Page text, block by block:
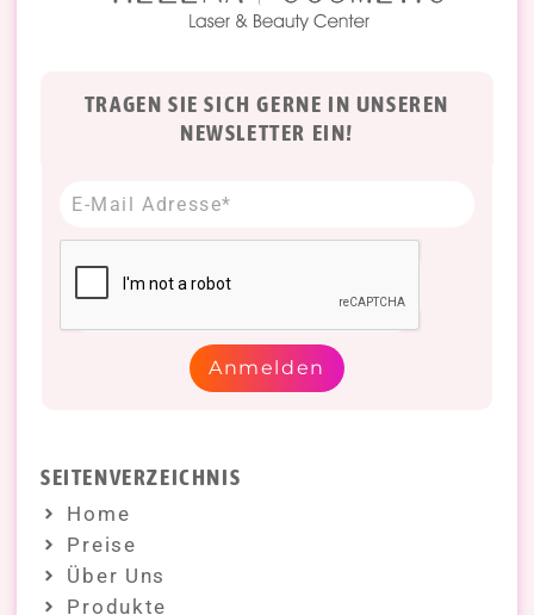
TRAGEN SIE SICH GERNE IN UNSEREN
NEWSLETTER EIN!
Anmelden
SEITENVERZEICHNIS
Home
Preise
Über Uns
Produkte